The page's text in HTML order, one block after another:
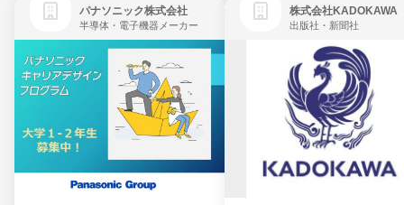
パナソニック株式会社
半導体・電子機器メーカー
株式会社KADOKAWA
出版社・新聞社